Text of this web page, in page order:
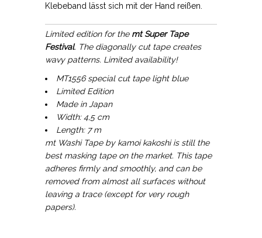
Klebeband lässt sich mit der Hand reißen.
Limited edition for the mt Super Tape
Festival. The diagonally cut tape creates
wavy patterns. Limited availability!
MT1556 special cut tape light blue
Limited Edition
Made in Japan
Width: 4,5 cm
Length: 7 m
mt Washi Tape by kamoi kakoshi is still the
best masking tape on the market. This tape
adheres firmly and smoothly, and can be
removed from almost all surfaces without
leaving a trace (except for very rough
papers).